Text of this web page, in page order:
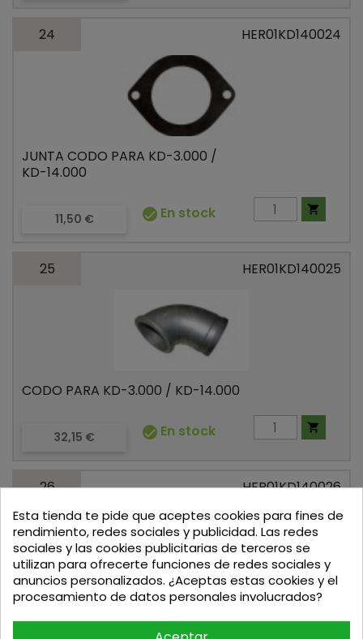
24 HER01KD140024
JUNTA CODO PARA KD-3.000 /
KD-14.000
Precio
11,50 €  En stock 
25 HER01KD140025
CODO PARA KD-3.000 / KD-14.000
Precio
32,15 €  En stock 
26 HER01KD140026
BRIDA PARA KD-3.000 / KD-14.000
Esta tienda te pide que aceptes cookies para fines de
rendimiento, redes sociales y publicidad. Las redes
sociales y las cookies publicitarias de terceros se
utilizan para ofrecerte funciones de redes sociales y
anuncios personalizados. ¿Aceptas estas cookies y el
procesamiento de datos personales involucrados?